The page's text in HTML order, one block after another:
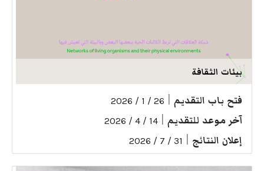
بيئات الثقافة
فتح باب التقديم 26 / 1 / 2026
آخر موعد للتقديم 14 / 4 / 2026
إعلان النتائج 31 / 7 / 2026